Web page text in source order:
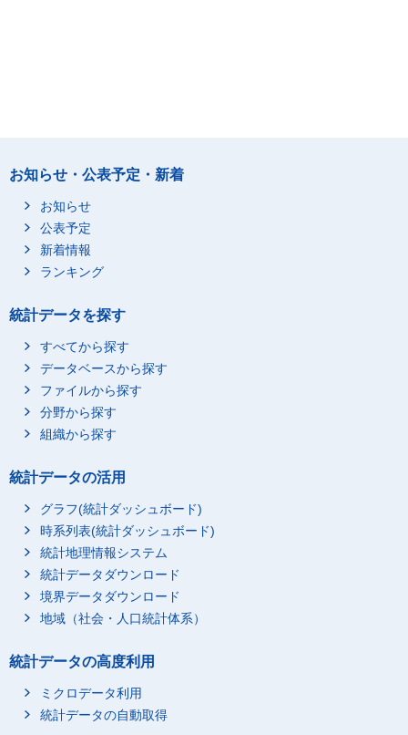
お知らせ・公表予定・新着
お知らせ
公表予定
新着情報
ランキング
統計データを探す
すべてから探す
データベースから探す
ファイルから探す
分野から探す
組織から探す
統計データの活用
グラフ(統計ダッシュボード)
時系列表(統計ダッシュボード)
統計地理情報システム
統計データダウンロード
境界データダウンロード
地域（社会・人口統計体系）
統計データの高度利用
ミクロデータ利用
統計データの自動取得